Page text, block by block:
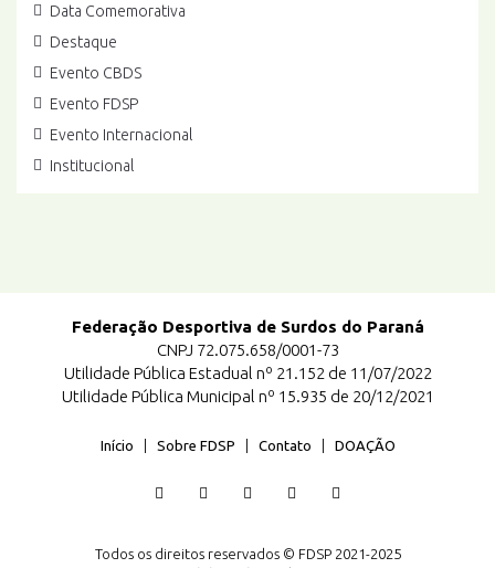
Data Comemorativa
Destaque
Evento CBDS
Evento FDSP
Evento Internacional
Institucional
Federação Desportiva de Surdos do Paraná
CNPJ 72.075.658/0001-73
Utilidade Pública Estadual nº 21.152 de 11/07/2022
Utilidade Pública Municipal nº 15.935 de 20/12/2021
Início Sobre FDSP Contato DOAÇÃO
Todos os direitos reservados © FDSP 2021-2025